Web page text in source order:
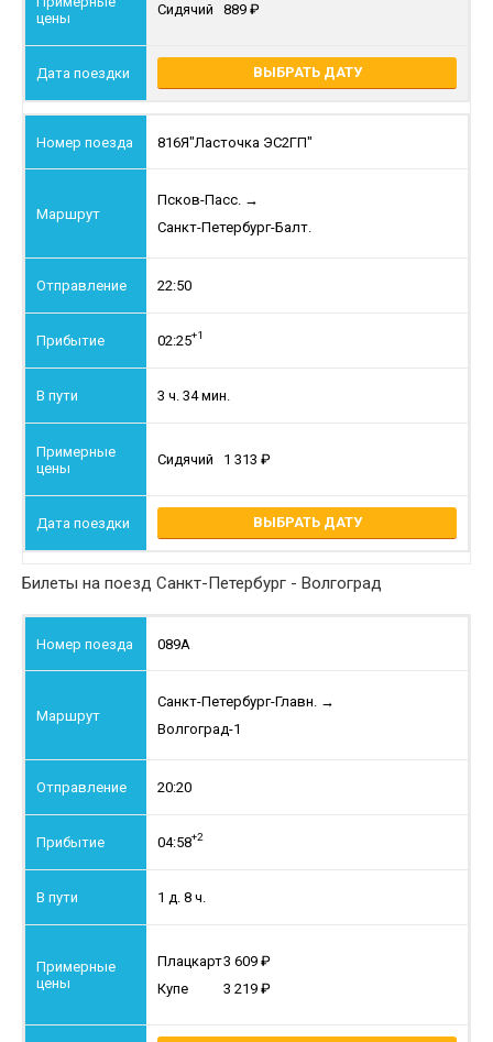
Сидячий 889
ВЫБРАТЬ ДАТУ
816Я"Ласточка ЭС2ГП"
Псков-Пасс. →
Санкт-Петербург-Балт.
22:50
02:25+1
3 ч. 34 мин.
Сидячий 1 313
ВЫБРАТЬ ДАТУ
Билеты на поезд Санкт-Петербург - Волгоград
089А
Санкт-Петербург-Главн. →
Волгоград-1
20:20
04:58+2
1 д. 8 ч.
Плацкарт3 609
Купе
3 219